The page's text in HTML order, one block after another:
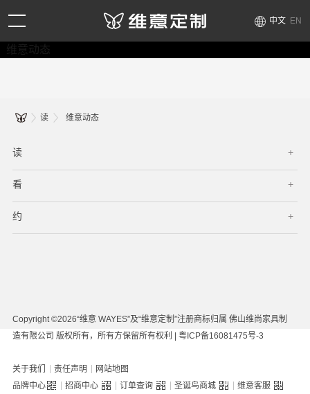
中文 EN
维意动态
读 维意动态
读
看
约
Copyright ©2026“维意 WAYES”及“维意定制”注册商标归属 佛山维尚家具制
造有限公司 版权所有，所有方保留所有权利 | 粤ICP备16081475号-3
关于我们 | 责任声明 | 网站地图
品牌中心
| 招商中心 | 订单查询 | 圣诞鸟商城 | 维意客服